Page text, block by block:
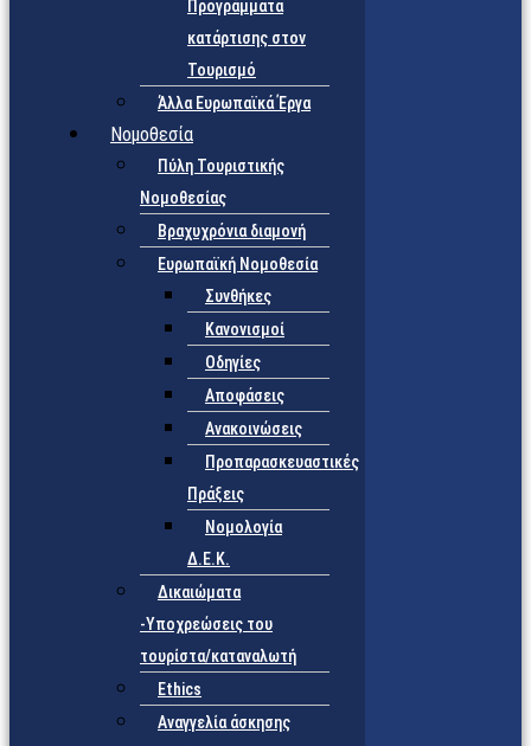
Προγράμματα
κατάρτισης στον
Τουρισμό
Άλλα Ευρωπαϊκά Έργα
Νομοθεσία
Πύλη Τουριστικής
Νομοθεσίας
Βραχυχρόνια διαμονή
Ευρωπαϊκή Νομοθεσία
Συνθήκες
Κανονισμοί
Οδηγίες
Αποφάσεις
Ανακοινώσεις
Προπαρασκευαστικές
Πράξεις
Νομολογία
Δ.Ε.Κ.
Δικαιώματα
-Υποχρεώσεις του
τουρίστα/καταναλωτή
Ethics
Αναγγελία άσκησης